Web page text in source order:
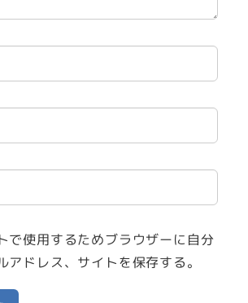
で使用するためブラウザーに自分
アドレス、サイトを保存する。